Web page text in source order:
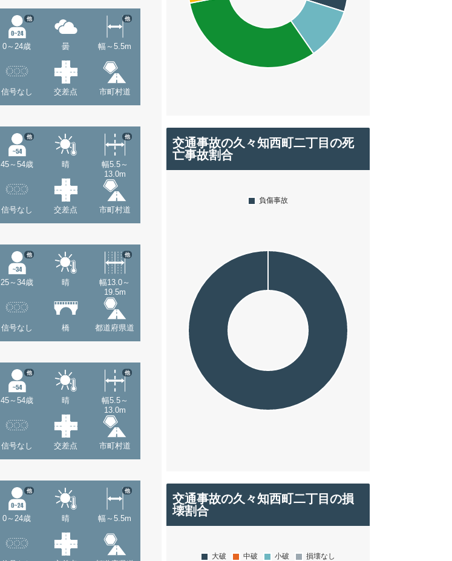
0～24歳
他
曇 幅～5.5m
他
信号なし 交差点 市町村道
45～54歳
他
晴
幅5.5～
13.0m
他
信号なし 交差点 市町村道
25～34歳
他
晴
幅13.0～
19.5m
他
信号なし 橋 都道府県道
45～54歳
他
晴
幅5.5～
13.0m
他
信号なし 交差点 市町村道
0～24歳
他
晴 幅～5.5m
他
交通事故の久々知西町二丁目の死
亡事故割合
交通事故の久々知西町二丁目の損
壊割合